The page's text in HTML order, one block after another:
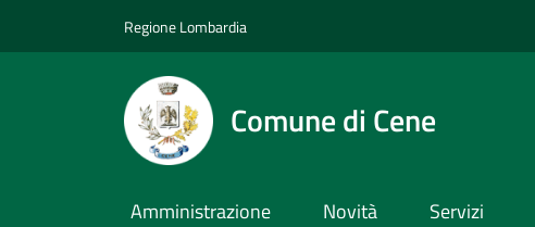
Regione Lombardia
Comune di Cene
Amministrazione Novità Servizi